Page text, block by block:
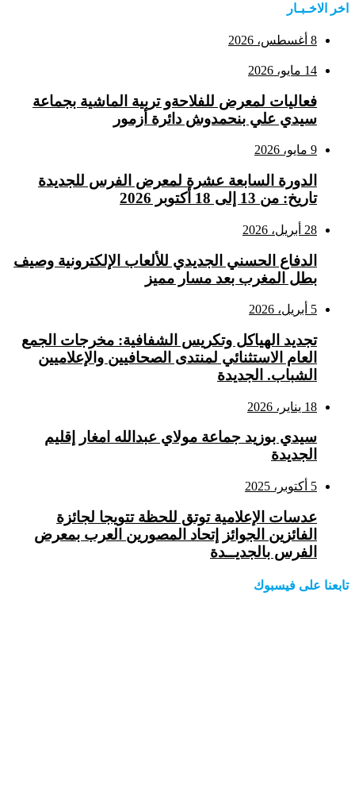
اخر الاخـبـار
8 أغسطس، 2026
14 مايو، 2026
فعاليات لمعرض للفلاحةو تربية الماشية بجماعة
سيدي علي بنحمدوش دائرة أزمور
9 مايو، 2026
الدورة السابعة عشرة لمعرض الفرس للجديدة
تاريخ: من 13 إلى 18 أكتوبر 2026
28 أبريل، 2026
الدفاع الحسني الجديدي للألعاب الإلكترونية وصيف
بطل المغرب بعد مسار مميز
5 أبريل، 2026
تجديد الهياكل وتكريس الشفافية: مخرجات الجمع
العام الاستثنائي لمنتدى الصحافيين والإعلاميين
الشباب. الجديدة
18 يناير، 2026
سيدي بوزيد جماعة مولاي عبدالله امغار إقليم
الجديدة
5 أكتوبر، 2025
عدسات الإعلامية توتق للحظة تتويجا لجائزة
الفائزين الجوائز إتحاد المصورين العرب بمعرض
الفرس بالجديــدة
تابعنا على فيسبوك